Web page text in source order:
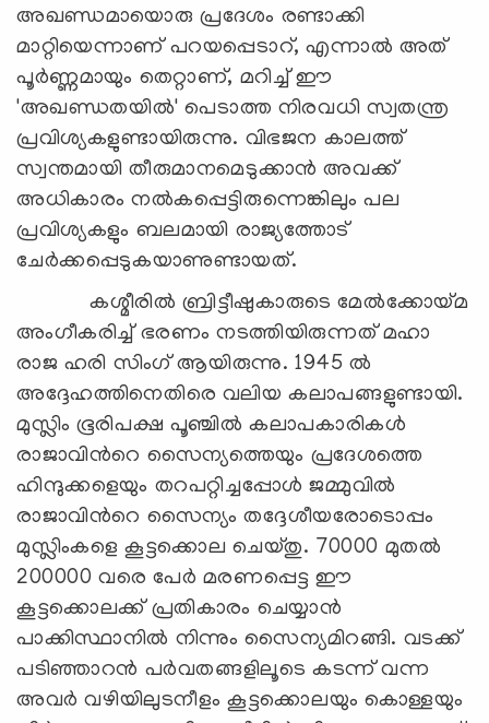
അഖണ്ഡമായൊരു പ്രദേശം രണ്ടാക്കി
മാറ്റിയെന്നാണ് പറയപ്പെടാറ്, എന്നാല്‍ അത്
പൂര്‍ണ്ണമായും തെറ്റാണ്, മറിച്ച് ഈ
'അഖണ്ഡതയില്‍' പെടാത്ത നിരവധി സ്വതന്ത്ര
പ്രവിശ്യകളുണ്ടായിരുന്നു. വിഭജന കാലത്ത്
സ്വന്തമായി തീരുമാനമെടുക്കാന്‍ അവക്ക്
അധികാരം നല്‍കപ്പെട്ടിരുന്നെങ്കിലും പല
പ്രവിശ്യകളും ബലമായി രാജ്യത്തോട്
ചേര്‍ക്കപ്പെടുകയാണുണ്ടായത്.
കശ്മീരില്‍ ബ്രിട്ടീഷുകാരുടെ മേല്‍ക്കോയ്മ
അംഗീകരിച്ച് ഭരണം നടത്തിയിരുന്നത് മഹാ
രാജ ഹരി സിംഗ് ആയിരുന്നു. 1945 ല്‍
അദ്ദേഹത്തിനെതിരെ വലിയ കലാപങ്ങളുണ്ടായി.
മുസ്ലിം ഭൂരിപക്ഷ പൂഞ്ചില്‍ കലാപകാരികള്‍
രാജാവിന്‍റെ സൈന്യത്തെയും പ്രദേശത്തെ
ഹിന്ദുക്കളെയും തറപറ്റിച്ചപ്പോള്‍ ജമ്മുവില്‍
രാജാവിന്‍റെ സൈന്യം തദ്ദേശീയരോടൊപ്പം
മുസ്ലിംകളെ കൂട്ടക്കൊല ചെയ്തു. 70000 മുതല്‍
200000 വരെ പേര്‍ മരണപ്പെട്ട ഈ
കൂട്ടക്കൊലക്ക് പ്രതികാരം ചെയ്യാന്‍
പാക്കിസ്ഥാനില്‍ നിന്നും സൈന്യമിറങ്ങി. വടക്ക്
പടിഞ്ഞാറന്‍ പര്‍വതങ്ങളിലൂടെ കടന്ന് വന്ന
അവര്‍ വഴിയിലുടനീളം കൂട്ടക്കൊലയും കൊള്ളയും